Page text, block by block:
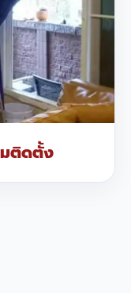
ติดตั้ง